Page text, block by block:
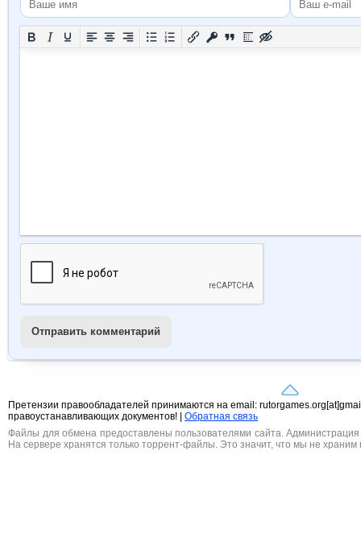
Отправить комментарий
Претензии правообладателей принимаются на email:
правоустанавливающих документов! |
Обратная связь
Файлы для обмена предоставлены пользователями сайта. Администрация
На сервере хранятся только торрент-файлы. Это значит, что мы не